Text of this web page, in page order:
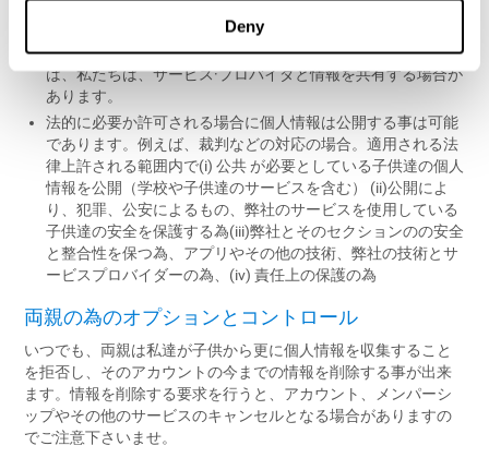
Deny
たお子様の情報を下記の場合に共有し、公開出来ます。
ビジネスの向上の為か、技術的なサポートを必要とする時
は、私たちは、サービス·プロバイダと情報を共有する場合が
あります。
法的に必要か許可される場合に個人情報は公開する事は可能
であります。例えば、裁判などの対応の場合。適用される法
律上許される範囲内で(i) 公共 が必要としている子供達の個人
情報を公開（学校や子供達のサービスを含む） (ii)公開によ
り、犯罪、公安によるもの、弊社のサービスを使用している
子供達の安全を保護する為(iii)弊社とそのセクションのの安全
と整合性を保つ為、アプリやその他の技術、弊社の技術とサ
ービスプロバイダーの為、(iv) 責任上の保護の為
両親の為のオプションとコントロール
いつでも、両親は私達が子供から更に個人情報を収集すること
を拒否し、そのアカウントの今までの情報を削除する事が出来
ます。情報を削除する要求を行うと、アカウント、メンパーシ
ップやその他のサービスのキャンセルとなる場合がありますの
でご注意下さいませ。